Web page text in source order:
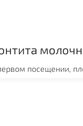
посещении,